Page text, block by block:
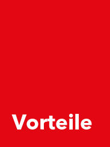
Vorteile